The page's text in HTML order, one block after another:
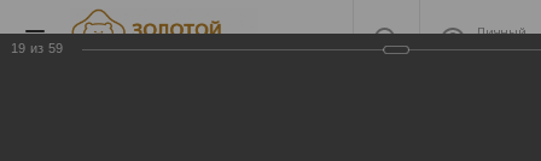
Личный
кабинет
19 из 59